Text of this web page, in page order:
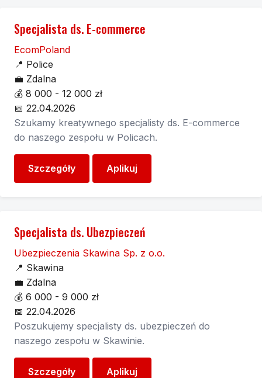
Specjalista ds. E-commerce
EcomPoland
📍 Police
💼 Zdalna
💰 8 000 - 12 000 zł
📅 22.04.2026
Szukamy kreatywnego specjalisty ds. E-commerce
do naszego zespołu w Policach.
Szczegóły Aplikuj
Specjalista ds. Ubezpieczeń
Ubezpieczenia Skawina Sp. z o.o.
📍 Skawina
💼 Zdalna
💰 6 000 - 9 000 zł
📅 22.04.2026
Poszukujemy specjalisty ds. ubezpieczeń do
naszego zespołu w Skawinie.
Szczegóły Aplikuj